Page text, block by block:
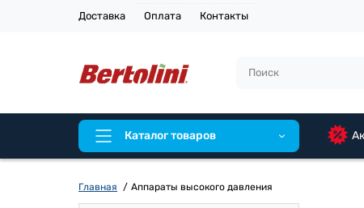
Доставка Оплата Контакты
Каталог товаров
Главная Аппараты высокого давления